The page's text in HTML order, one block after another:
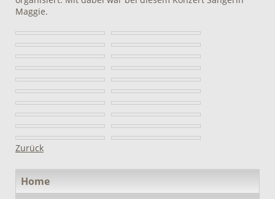
Maggie.
Zurück
überspringen
Home